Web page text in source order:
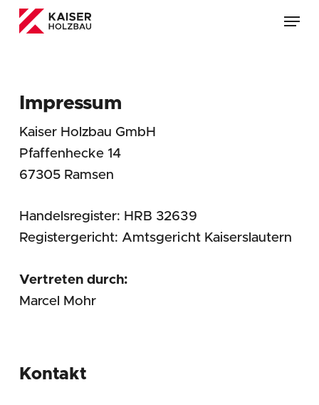
Skip
Impressum
Kaiser Holzbau GmbH
Pfaffenhecke 14
67305 Ramsen
Handelsregister: HRB 32639
Registergericht: Amtsgericht Kaiserslautern
Vertreten durch:
Marcel Mohr
Kontakt